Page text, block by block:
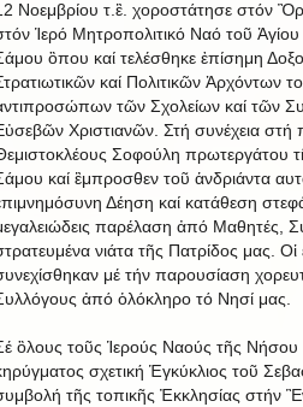
Νοεμβρίου τ.ἒ. χοροστάτησε στόν
Ἱερό Μητροπολιτικό Ναό τοῦ
ὃπου καί τελέσθηκε ἐπίσημη
καί Πολιτικῶν Ἀρχόντων
τῶν Σχολείων καί τῶν
Χριστιανῶν. Στή συνέχεια στή
Σοφούλη πρωτεργάτου
καί ἒμπροσθεν τοῦ ἁνδριάντα
Δέηση καί κατάθεση
παρέλαση ἀπό Μαθητές,
νιάτα τῆς Πατρίδος μας. Οἱ
μέ τήν παρουσίαση
ἀπό ὁλόκληρο τό Νησί μας.
ὃλους τοῦς Ἱερούς Ναούς τῆς Νήσου
σχετική Ἑγκύκλιος τοῦ
τῆς τοπικῆς Ἐκκλησίας στήν